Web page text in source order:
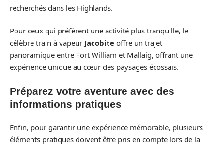
recherchés dans les Highlands.
Pour ceux qui préfèrent une activité plus tranquille, le
célèbre train à vapeur Jacobite offre un trajet
panoramique entre Fort William et Mallaig, offrant une
expérience unique au cœur des paysages écossais.
Préparez votre aventure avec des
informations pratiques
Enfin, pour garantir une expérience mémorable, plusieurs
éléments pratiques doivent être pris en compte lors de la